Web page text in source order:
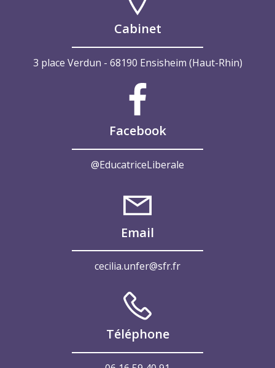
Cabinet
3 place Verdun - 68190 Ensisheim (Haut-Rhin)
Facebook
@EducatriceLiberale
Email
cecilia.unfer@sfr.fr
Téléphone